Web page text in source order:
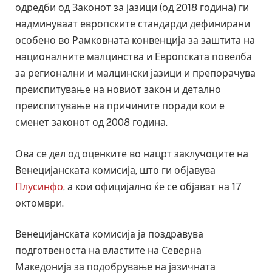
одредби од Законот за јазици (од 2018 година) ги
надминуваат европските стандарди дефинирани
особено во Рамковната конвенција за заштита на
националните малцинства и Европската повелба
за регионални и малцински јазици и препорачува
преиспитување на новиот закон и детално
преиспитување на причините поради кои е
сменет законот од 2008 година.
Ова се дел од оценките во нацрт заклучоците на
Венецијанската комисија, што ги објавува
Плусинфо, а кои официјално ќе се објават на 17
октомври.
Венецијанската комисија ја поздравува
подготвеноста на властите на Северна
Македонија за подобрување на јазичната